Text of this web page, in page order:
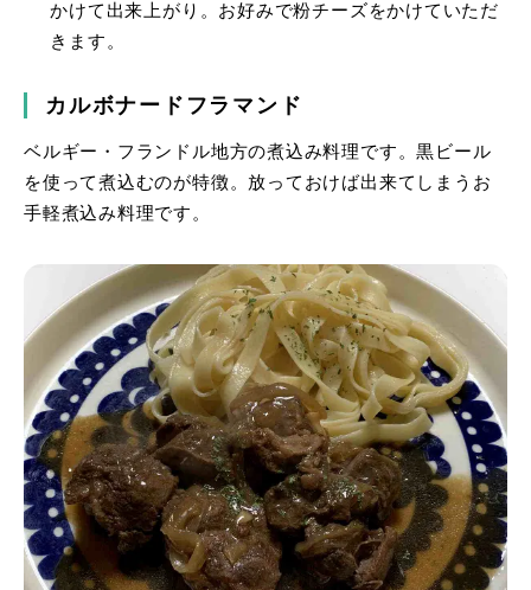
かけて出来上がり。お好みで粉チーズをかけていただ
きます。
カルボナードフラマンド
ベルギー・フランドル地方の煮込み料理です。黒ビール
を使って煮込むのが特徴。放っておけば出来てしまうお
手軽煮込み料理です。